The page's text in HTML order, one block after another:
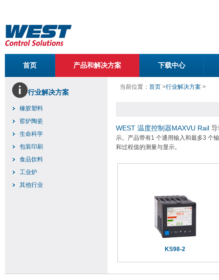
首页 产品和解决方案 下载中心
行业解决方案
橡胶塑料
窑炉陶瓷
生命科学
包装印刷
食品饮料
工业炉
其他行业
当前位置： 首页 >行业解决方案 >
WEST 温度控制器MAXVU Rail
示。产品带有1 个通用输入和最多3 个
和过程值的测量与显示。
KS98-2